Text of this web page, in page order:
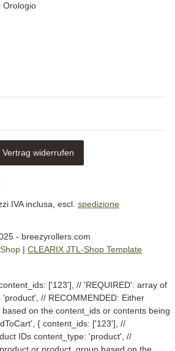
Orologio
Vertrag widerrufen
IVA inclusa, escl. spedizione
- breezyrollers.com
| CLEARIX JTL-Shop Template
['123'], // 'REQUIRED': array of
// RECOMMENDED: Either
on the content_ids or contents being
{ content_ids: ['123'], //
IDs content_type: 'product', //